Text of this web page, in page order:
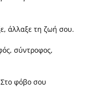
άλλαξε τη ζωή σου.
σύντροφος,
φόβο σου